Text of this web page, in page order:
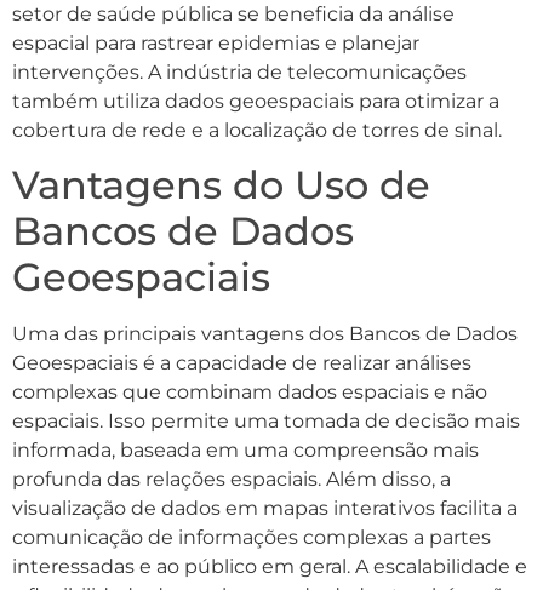
setor de saúde pública se beneficia da análise
espacial para rastrear epidemias e planejar
intervenções. A indústria de telecomunicações
também utiliza dados geoespaciais para otimizar a
cobertura de rede e a localização de torres de sinal.
Vantagens do Uso de
Bancos de Dados
Geoespaciais
Uma das principais vantagens dos Bancos de Dados
Geoespaciais é a capacidade de realizar análises
complexas que combinam dados espaciais e não
espaciais. Isso permite uma tomada de decisão mais
informada, baseada em uma compreensão mais
profunda das relações espaciais. Além disso, a
visualização de dados em mapas interativos facilita a
comunicação de informações complexas a partes
interessadas e ao público em geral. A escalabilidade e